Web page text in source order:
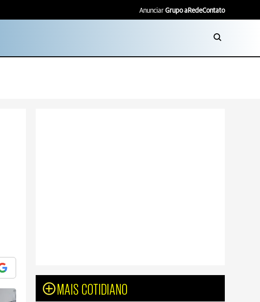
Anunciar Grupo aRedeContato
MAIS COTIDIANO